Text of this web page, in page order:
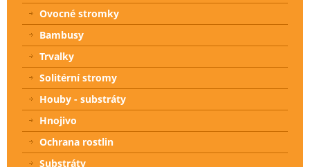
Ovocné stromky
Bambusy
Trvalky
Solitérní stromy
Houby - substráty
Hnojivo
Ochrana rostlin
Substráty